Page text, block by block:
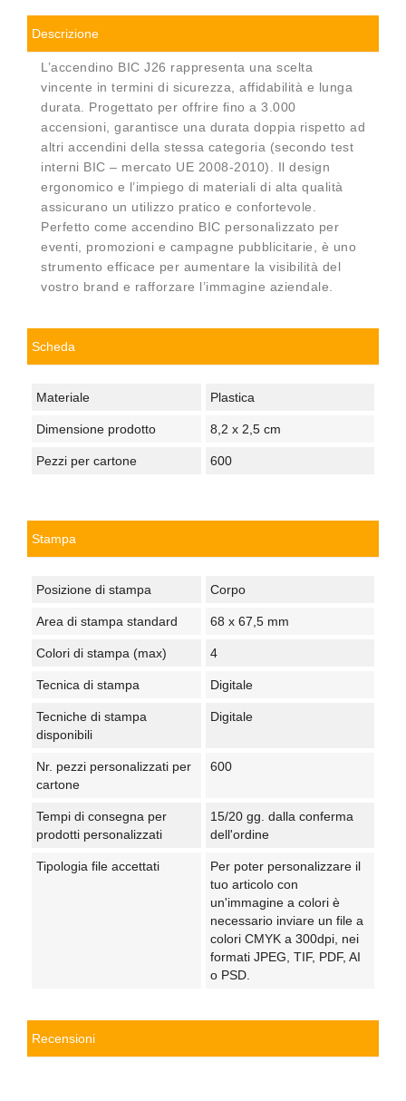
Descrizione
L’accendino BIC J26 rappresenta una scelta
vincente in termini di sicurezza, affidabilità e lunga
durata. Progettato per offrire fino a 3.000
accensioni, garantisce una durata doppia rispetto ad
altri accendini della stessa categoria (secondo test
interni BIC – mercato UE 2008-2010). Il design
ergonomico e l’impiego di materiali di alta qualità
assicurano un utilizzo pratico e confortevole.
Perfetto come accendino BIC personalizzato per
eventi, promozioni e campagne pubblicitarie, è uno
strumento efficace per aumentare la visibilità del
vostro brand e rafforzare l’immagine aziendale.
Scheda
Materiale Plastica
Dimensione prodotto 8,2 x 2,5 cm
Pezzi per cartone 600
Stampa
Posizione di stampa Corpo
Area di stampa standard 68 x 67,5 mm
Colori di stampa (max) 4
Tecnica di stampa Digitale
Tecniche di stampa
disponibili
Digitale
Nr. pezzi personalizzati per
cartone
600
Tempi di consegna per
prodotti personalizzati
15/20 gg. dalla conferma
dell'ordine
Tipologia file accettati
Per poter personalizzare il
tuo articolo con
un'immagine a colori è
necessario inviare un file a
colori CMYK a 300dpi, nei
formati JPEG, TIF, PDF, AI
o PSD.
Recensioni